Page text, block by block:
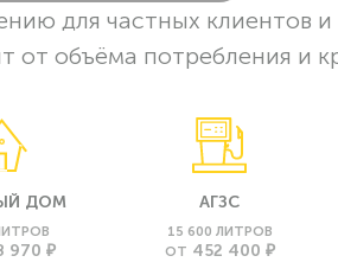
для частных клиентов
от объёма потребления и
ДОМ
970 ₽
АГЗС
15 600 ЛИТРОВ
ОТ 452 400 ₽